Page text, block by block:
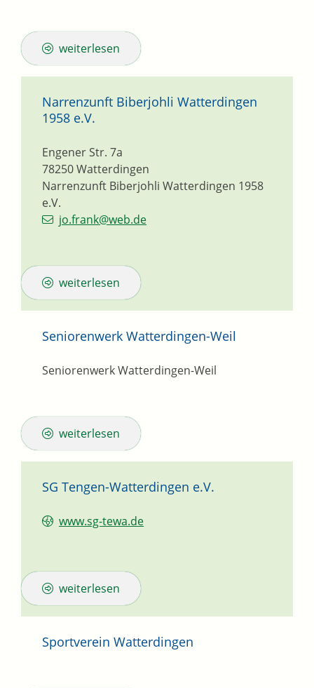
weiterlesen
Narrenzunft Biberjohli Watterdingen
1958 e.V.
Narrenzunft Biberjohli Watterdingen 1958
e.V.
Engener Str. 7a
78250Watterdingen
jo.frank@web.de
weiterlesen
Seniorenwerk Watterdingen-Weil
Seniorenwerk Watterdingen-Weil
weiterlesen
SG Tengen-Watterdingen e.V.
www.sg-tewa.de
weiterlesen
Sportverein Watterdingen